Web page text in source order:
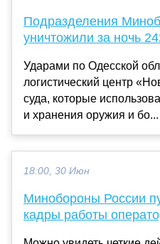
Подразделения
уничтожили за ночь
Ударами по Одесской
логистический центр
суда, которые
и хранения оружия и бо...
18:00, 30 Июн
Минобороны России
кадры работы